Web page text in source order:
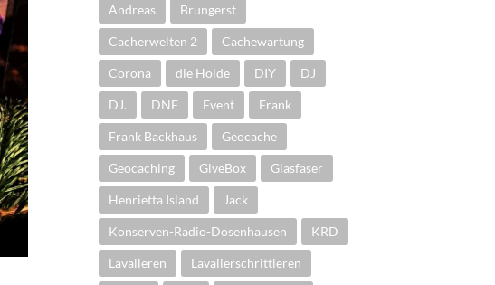
Andreas Brungerst
Cacherwelten 2 Cachewartung
Corona die Holde DIY DJ
DJ. DNF Event Frank
Frank Backhaus Geocache
Geocaching GiveBox Glasfaser
Henrietta Island Jack
Konserven-Radio-Dosenhausen KRD
Lavalieren Lavalierschrittieren